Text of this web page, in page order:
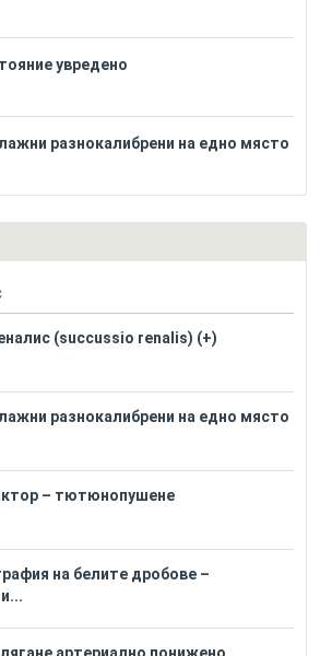
увредено
разнокалибрени на едно място
(succussio renalis) (+)
разнокалибрени на едно място
– тютюнопушене
на белите дробове –